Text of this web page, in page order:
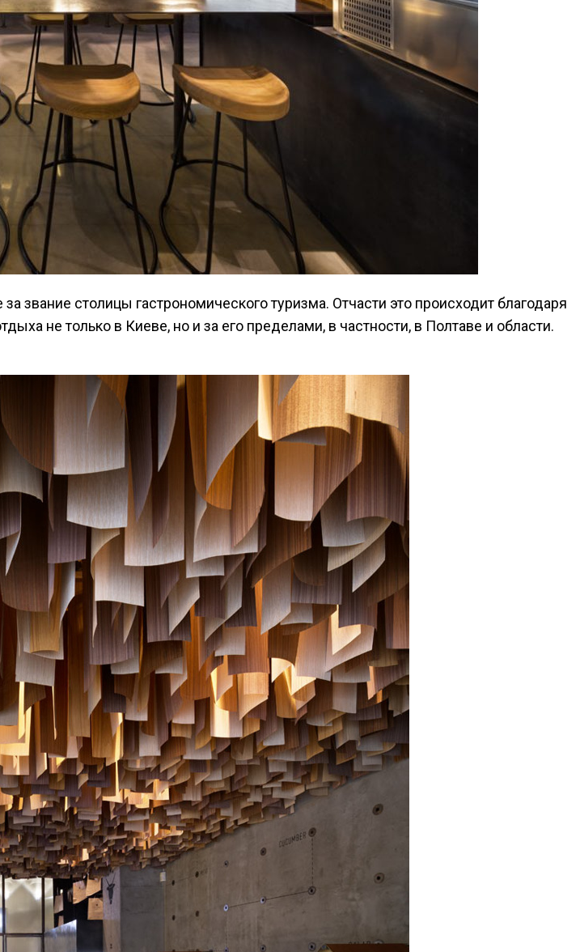
звание столицы гастрономического туризма. Отчасти это происходит благодаря
не только в Киеве, но и за его пределами, в частности, в Полтаве и области.